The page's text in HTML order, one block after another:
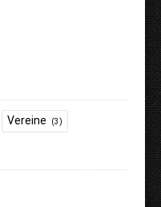
Vereine (3)